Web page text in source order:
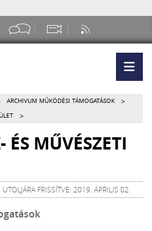
ARCHIVUM MŰKÖDÉSI TÁMOGATÁSOK >
>
ÉS MŰVÉSZETI
FRISSÍTVE: 2019. ÁPRILIS 02.